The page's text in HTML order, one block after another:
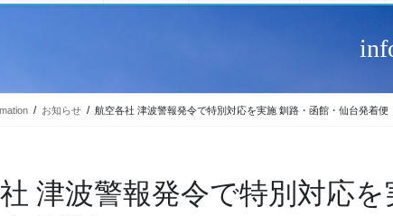
お知らせ 航空各社 津波警報発令で特別対応を実施 釧路・函館・仙台発着便
津波警報発令で特別対応を